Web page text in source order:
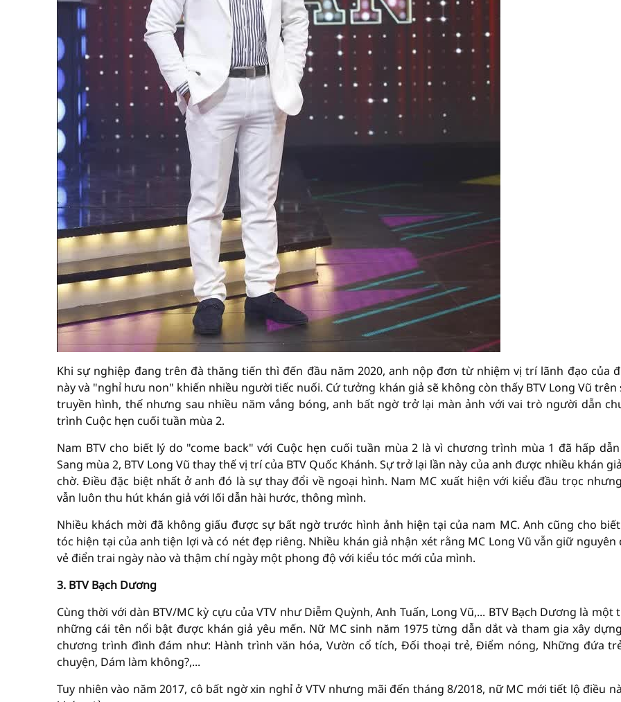
Khi sự nghiệp đang trên đà thăng tiến thì đến đầu năm 2020, anh nộp đơn từ nhiệm vị trí lãnh đạo của
này và "nghỉ hưu non" khiến nhiều người tiếc nuối. Cứ tưởng khán giả sẽ không còn thấy BTV Long Vũ trên
truyền hình, thế nhưng sau nhiều năm vắng bóng, anh bất ngờ trở lại màn ảnh với vai trò người dẫn
trình Cuộc hẹn cuối tuần mùa 2.
Nam BTV cho biết lý do "come back" với Cuộc hẹn cuối tuần mùa 2 là vì chương trình mùa 1 đã hấp
Sang mùa 2, BTV Long Vũ thay thế vị trí của BTV Quốc Khánh. Sự trở lại lần này của anh được nhiều khán
chờ. Điều đặc biệt nhất ở anh đó là sự thay đổi về ngoại hình. Nam MC xuất hiện với kiểu đầu trọc
vẫn luôn thu hút khán giả với lối dẫn hài hước, thông mình.
Nhiều khách mời đã không giấu được sự bất ngờ trước hình ảnh hiện tại của nam MC. Anh cũng cho
tóc hiện tại của anh tiện lợi và có nét đẹp riêng. Nhiều khán giả nhận xét rằng MC Long Vũ vẫn giữ nguyên
vẻ điển trai ngày nào và thậm chí ngày một phong độ với kiểu tóc mới của mình.
3. BTV Bạch Dương
Cùng thời với dàn BTV/MC kỳ cựu của VTV như Diễm Quỳnh, Anh Tuấn, Long Vũ,... BTV Bạch Dương là một
những cái tên nổi bật được khán giả yêu mến. Nữ MC sinh năm 1975 từng dẫn dắt và tham gia xây
chương trình đình đám như: Hành trình văn hóa, Vườn cổ tích, Đối thoại trẻ, Điểm nóng, Những đứa
chuyện, Dám làm không?,...
Tuy nhiên vào năm 2017, cô bất ngờ xin nghỉ ở VTV nhưng mãi đến tháng 8/2018, nữ MC mới tiết lộ điều